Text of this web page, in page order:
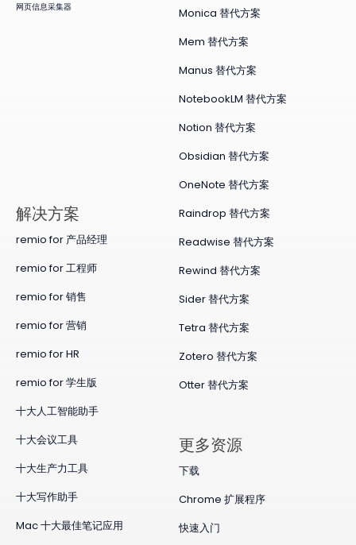
网页信息采集器
Monica 替代方案
Mem 替代方案
Manus 替代方案
NotebookLM 替代方案
Notion 替代方案
Obsidian 替代方案
OneNote 替代方案
Raindrop 替代方案
Readwise 替代方案
Rewind 替代方案
Sider 替代方案
Tetra 替代方案
Zotero 替代方案
Otter 替代方案
​解决方案
remio for 产品经理
remio for 工程师
remio for 销售
remio for 营销
remio for HR
remio for 学生版
十大人工智能助手
十大会议工具
十大生产力工具
十大写作助手
Mac 十大最佳笔记应用
更多资源
下载
Chrome 扩展程序
快速入门